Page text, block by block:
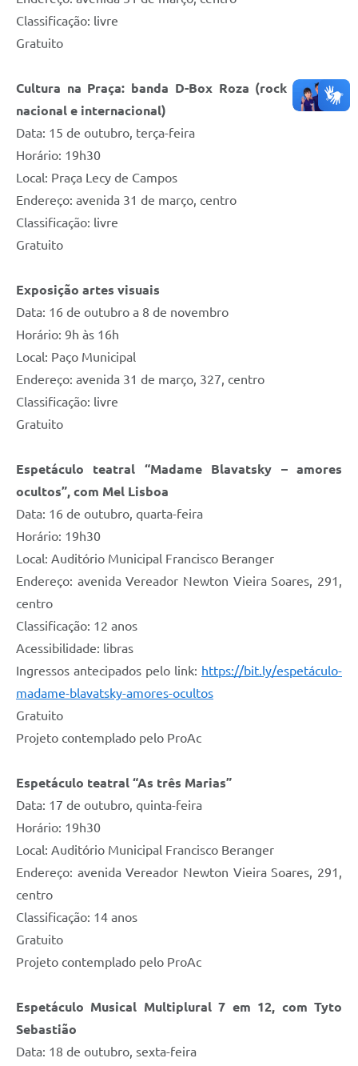
Classificação: livre
Gratuito
Cultura na Praça: banda D-Box Roza (rock clássico
nacional e internacional)
Data: 15 de outubro, terça-feira
Horário: 19h30
Local: Praça Lecy de Campos
Endereço: avenida 31 de março, centro
Classificação: livre
Gratuito
Exposição artes visuais
Data: 16 de outubro a 8 de novembro
Horário: 9h às 16h
Local: Paço Municipal
Endereço: avenida 31 de março, 327, centro
Classificação: livre
Gratuito
Espetáculo teatral “Madame Blavatsky – amores
ocultos”, com Mel Lisboa
Data: 16 de outubro, quarta-feira
Horário: 19h30
Local: Auditório Municipal Francisco Beranger
Endereço: avenida Vereador Newton Vieira Soares, 291,
centro
Classificação: 12 anos
Acessibilidade: libras
Ingressos antecipados pelo link: https://bit.ly/espetáculo-
madame-blavatsky-amores-ocultos
Gratuito
Projeto contemplado pelo ProAc
Espetáculo teatral “As três Marias”
Data: 17 de outubro, quinta-feira
Horário: 19h30
Local: Auditório Municipal Francisco Beranger
Endereço: avenida Vereador Newton Vieira Soares, 291,
centro
Classificação: 14 anos
Gratuito
Projeto contemplado pelo ProAc
Espetáculo Musical Multiplural 7 em 12, com Tyto
Sebastião
Data: 18 de outubro, sexta-feira